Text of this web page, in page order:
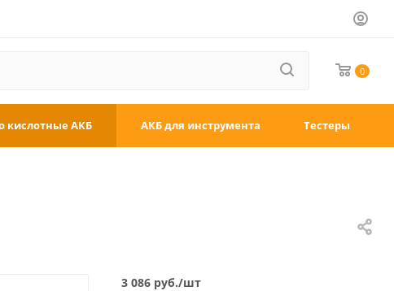
0
кислотные АКБ АКБ для инструмента Тестеры
3 086 руб./шт